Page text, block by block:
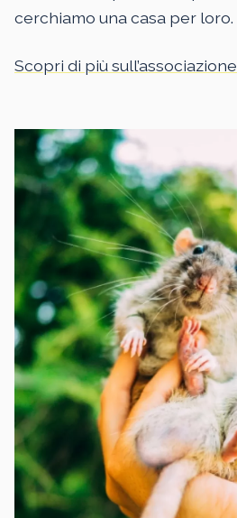
cerchiamo una casa per loro.
Scopri di più sull’associazione